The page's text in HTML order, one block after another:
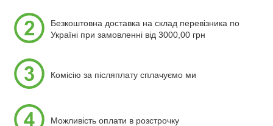
Безкоштовна доставка на склад перевізника по
Україні при замовленні від 3000,00 грн
Комісію за післяплату сплачуємо ми
Можливість оплати в розстрочку